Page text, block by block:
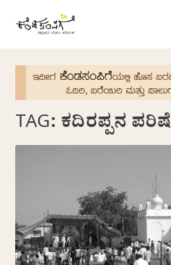
TAG: ಕದಿರಪ್ಪನ ಪರಿಷೆ